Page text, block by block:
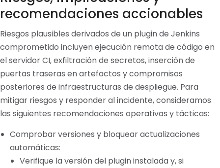
recomendaciones accionables
Riesgos plausibles derivados de un plugin de Jenkins
comprometido incluyen ejecución remota de código en
el servidor CI, exfiltración de secretos, inserción de
puertas traseras en artefactos y compromisos
posteriores de infraestructuras de despliegue. Para
mitigar riesgos y responder al incidente, consideramos
las siguientes recomendaciones operativas y tácticas:
Comprobar versiones y bloquear actualizaciones
automáticas:
Verifique la versión del plugin instalada y, si